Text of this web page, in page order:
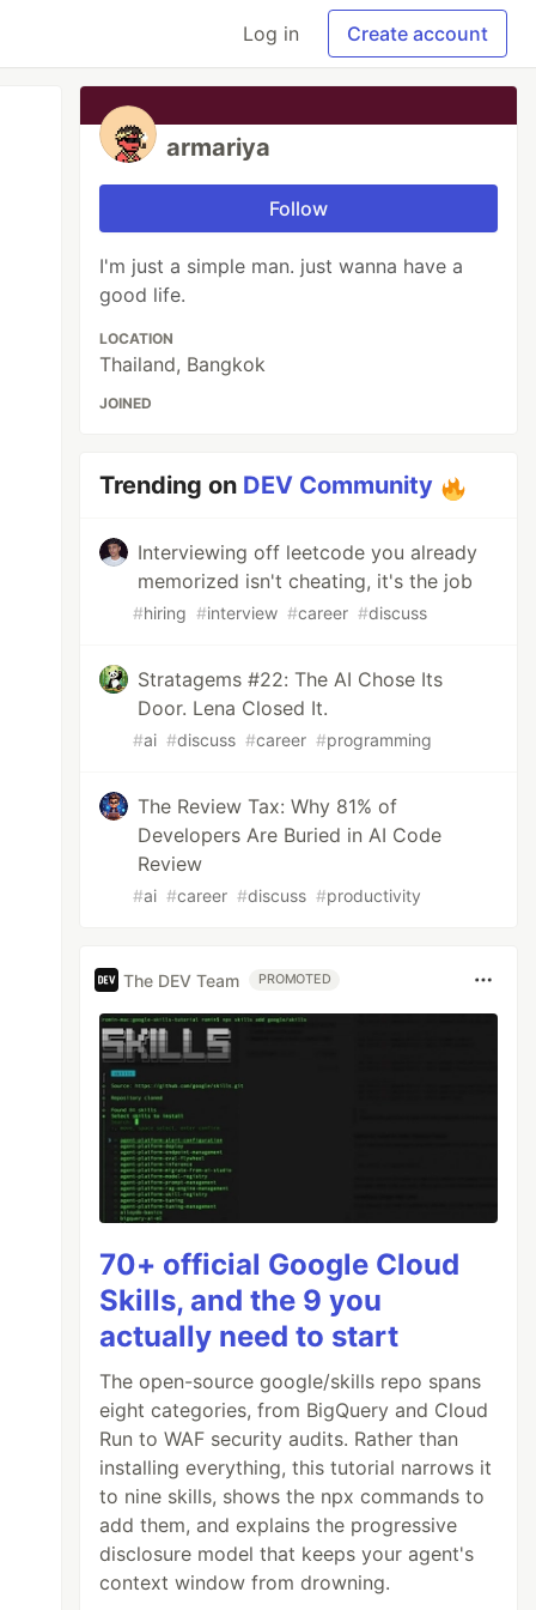
Log in Create account
armariya
Follow
I'm just a simple man. just wanna have a
good life.
LOCATION
Thailand, Bangkok
JOINED
Trending on DEV Community
Interviewing off leetcode you already
memorized isn't cheating, it's the job
#hiring #interview #career #discuss
Stratagems #22: The AI Chose Its
Door. Lena Closed It.
#ai #discuss #career #programming
The Review Tax: Why 81% of
Developers Are Buried in AI Code
Review
#ai #career #discuss #productivity
The DEV Team PROMOTED
70+ official Google Cloud
Skills, and the 9 you
actually need to start
The open-source google/skills repo spans
eight categories, from BigQuery and Cloud
Run to WAF security audits. Rather than
installing everything, this tutorial narrows it
to nine skills, shows the npx commands to
add them, and explains the progressive
disclosure model that keeps your agent's
context window from drowning.